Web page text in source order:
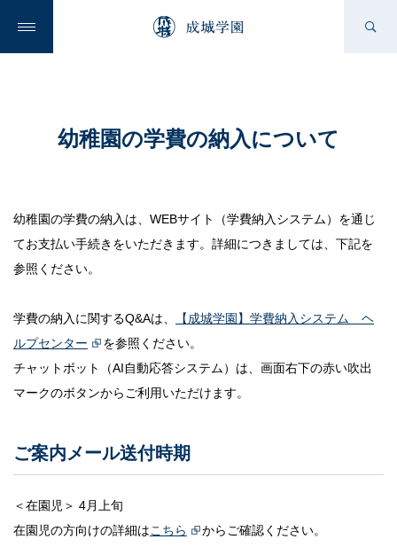
ニュース
教育研究所
成城学園同窓会
成城学園への寄付について
幼稚園の学費の納入について
幼稚園の学費の納入は、WEBサイト（学費納入システム）を通じ
てお支払い手続きをいただきます。詳細につきましては、下記を
参照ください。
学費の納入に関するQ&Aは、
【成城学園】学費納入システム ヘ
ルプセンター
を参照ください。
チャットボット（AI自動応答システム）は、画面右下の赤い吹出
マークのボタンからご利用いただけます。
ご案内メール送付時期
＜在園児＞ 4月上旬
在園児の方向けの詳細はこちら
からご確認ください。